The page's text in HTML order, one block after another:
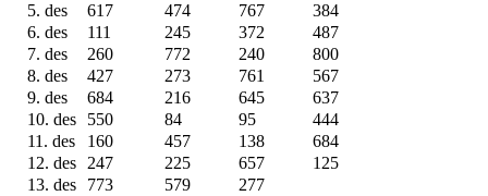
5. des
617 474 767
384
6. des
111 245 372
487
7. des
260 772 240
800
8. des
427 273 761
567
9. des
684 216 645
637
10. des
550 84 95
444
11. des
160 457 138
684
12. des
247 225 657
125
13. des
773 579
277